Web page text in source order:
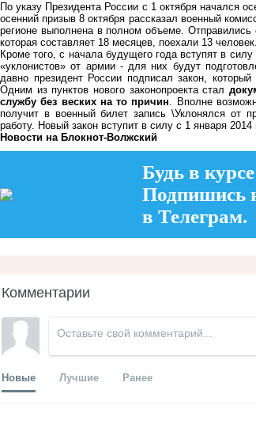
По указу Президента России с 1 октября начался
осенний призыв 8 октября рассказал военный
регионе выполнена в полном объеме.
которая составляет 18 месяцев, поехали 13
Кроме того, с начала будущего года вступят в
«уклонистов» от армии - для них будут
давно президент России подписал закон,
Одним из пунктов нового законопроекта стал
службу без веских на то причин. Вполне
получит в военный билет запись \Уклонялся от
работу. Новый закон вступит в силу с 1 января 2014
Новости на Блoкнoт-Волжский
Будь в
Подпишись
в Телеграм.
Комментарии
Новые Лучшие Ранее